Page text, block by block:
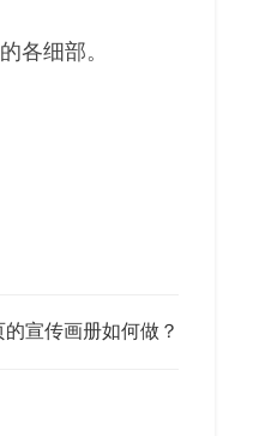
各细部。
的宣传画册如何做？